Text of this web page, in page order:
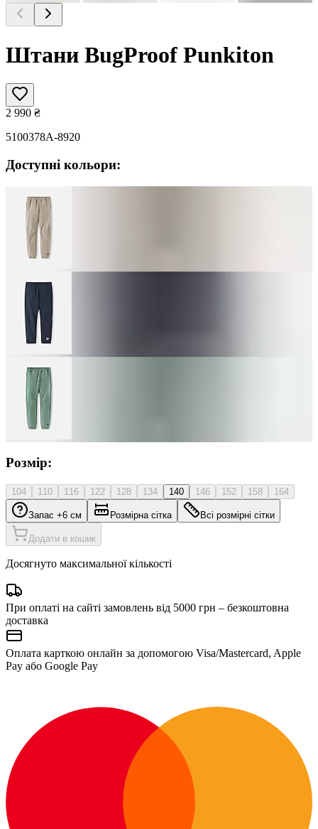
Штани BugProof Punkiton
2 990 ₴
5100378A-8920
Доступні кольори:
Розмір:
104 110 116 122 128 134 140 146 152 158 164
Запас +6 см Розмірна сітка Всі розмірні сітки
Додати в кошик
Досягнуто максимальної кількості
При оплаті на сайті замовлень від 5000 грн – безкоштовна
доставка
Оплата карткою онлайн за допомогою Visa/Mastercard, Apple
Pay або Google Pay